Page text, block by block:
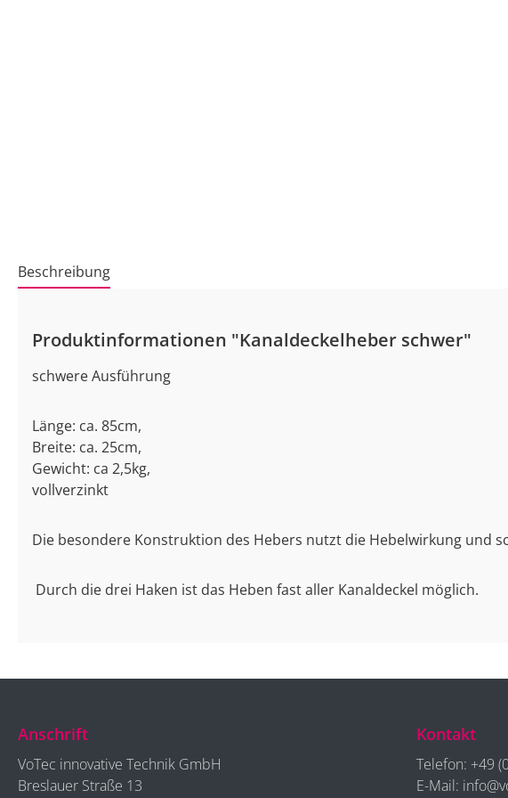
Beschreibung
Produktinformationen "Kanaldeckelheber schwer"
schwere Ausführung
Länge: ca. 85cm,
Breite: ca. 25cm,
Gewicht: ca 2,5kg,
vollverzinkt
Die besondere Konstruktion des Hebers nutzt die Hebelwirkung und
Durch die drei Haken ist das Heben fast aller Kanaldeckel möglich.
Anschrift
VoTec innovative Technik GmbH
Breslauer Straße 13
Kontakt
Telefon: +49
E-Mail: